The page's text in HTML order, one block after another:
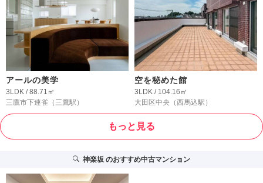
アールの美学
3LDK / 88.71㎡
三鷹市下連雀 （三鷹駅）
空を秘めた館
3LDK / 104.16㎡
大田区中央 （西馬込駅）
もっと見る
神楽坂 のおすすめ中古マンション